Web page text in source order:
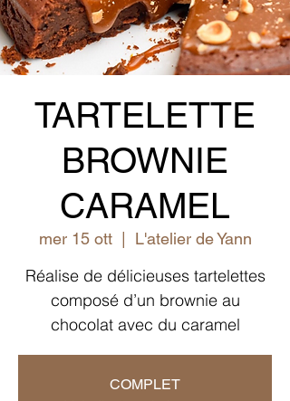
TARTELETTE
BROWNIE
CARAMEL
mer 15 ott
  |
L'atelier de Yann
Réalise de délicieuses tartelettes
composé d’un brownie au
chocolat avec du caramel
COMPLET